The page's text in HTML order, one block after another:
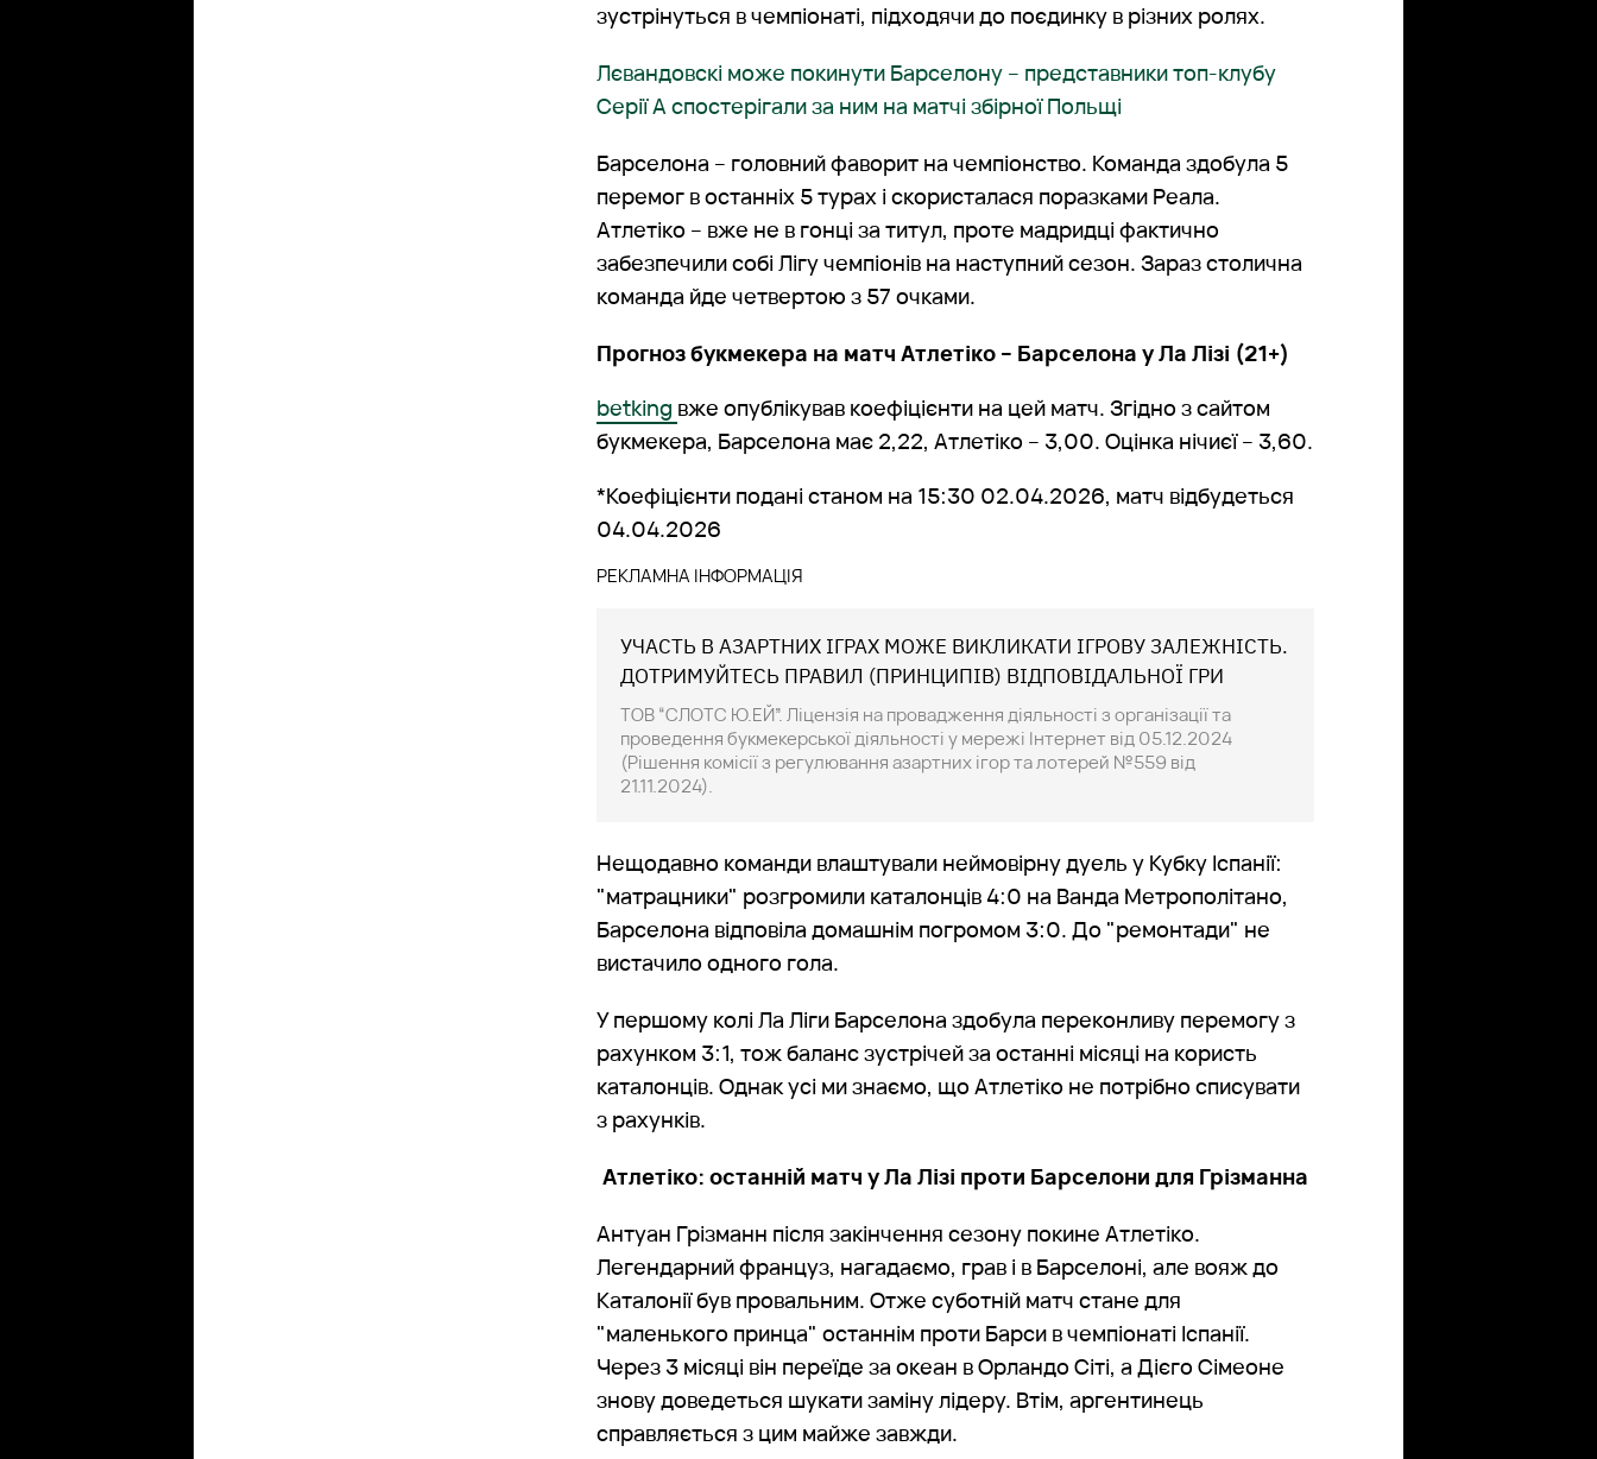
зустрінуться в чемпіонаті, підходячи до поєдинку в різних ролях.
Лєвандовскі може покинути Барселону – представники топ-клубу
Серії А спостерігали за ним на матчі збірної Польщі
Барселона – головний фаворит на чемпіонство. Команда здобула 5
перемог в останніх 5 турах і скористалася поразками Реала.
Атлетіко – вже не в гонці за титул, проте мадридці фактично
забезпечили собі Лігу чемпіонів на наступний сезон. Зараз столична
команда йде четвертою з 57 очками.
Прогноз букмекера на матч Атлетіко – Барселона у Ла Лізі (21+)
betking вже опублікував коефіцієнти на цей матч. Згідно з сайтом
букмекера, Барселона має 2,22, Атлетіко – 3,00. Оцінка нічиєї – 3,60.
*Коефіцієнти подані станом на 15:30 02.04.2026, матч відбудеться
04.04.2026
УЧАСТЬ В АЗАРТНИХ ІГРАХ МОЖЕ ВИКЛИКАТИ ІГРОВУ ЗАЛЕЖНІСТЬ.
ДОТРИМУЙТЕСЬ ПРАВИЛ (ПРИНЦИПІВ) ВІДПОВІДАЛЬНОЇ ГРИ
ТОВ “СЛОТС Ю.ЕЙ”. Ліцензія на провадження діяльності з організації та
проведення букмекерської діяльності у мережі Інтернет від 05.12.2024
(Рішення комісії з регулювання азартних ігор та лотерей №559 від
21.11.2024).
Нещодавно команди влаштували неймовірну дуель у Кубку Іспанії:
"матрацники" розгромили каталонців 4:0 на Ванда Метрополітано,
Барселона відповіла домашнім погромом 3:0. До "ремонтади" не
вистачило одного гола.
У першому колі Ла Ліги Барселона здобула переконливу перемогу з
рахунком 3:1, тож баланс зустрічей за останні місяці на користь
каталонців. Однак усі ми знаємо, що Атлетіко не потрібно списувати
з рахунків.
Атлетіко: останній матч у Ла Лізі проти Барселони для Грізманна
Антуан Грізманн після закінчення сезону покине Атлетіко.
Легендарний француз, нагадаємо, грав і в Барселоні, але вояж до
Каталонії був провальним. Отже суботній матч стане для
"маленького принца" останнім проти Барси в чемпіонаті Іспанії.
Через 3 місяці він переїде за океан в Орландо Сіті, а Дієго Сімеоне
знову доведеться шукати заміну лідеру. Втім, аргентинець
справляється з цим майже завжди.